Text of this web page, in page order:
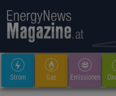
Strom Gas Emissionen